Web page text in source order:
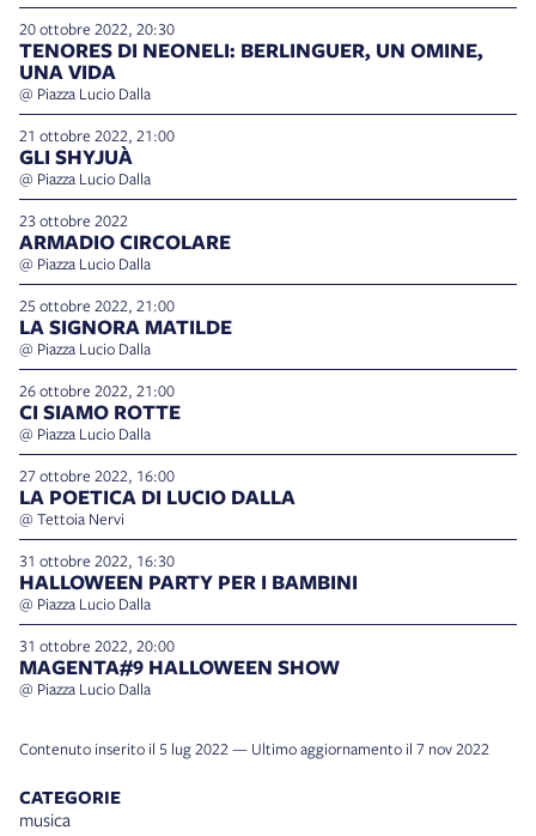
CATEGORIE
musica
20 ottobre 2022, 20:30
TENORES DI NEONELI: BERLINGUER, UN OMINE,
UNA VIDA
@ Piazza Lucio Dalla
21 ottobre 2022, 21:00
GLI SHYJUÀ
@ Piazza Lucio Dalla
23 ottobre 2022
ARMADIO CIRCOLARE
@ Piazza Lucio Dalla
25 ottobre 2022, 21:00
LA SIGNORA MATILDE
@ Piazza Lucio Dalla
26 ottobre 2022, 21:00
CI SIAMO ROTTE
@ Piazza Lucio Dalla
27 ottobre 2022, 16:00
LA POETICA DI LUCIO DALLA
@ Tettoia Nervi
31 ottobre 2022, 16:30
HALLOWEEN PARTY PER I BAMBINI
@ Piazza Lucio Dalla
31 ottobre 2022, 20:00
MAGENTA#9 HALLOWEEN SHOW
@ Piazza Lucio Dalla
Contenuto inserito il 5 lug 2022 — Ultimo aggiornamento il 7 nov 2022